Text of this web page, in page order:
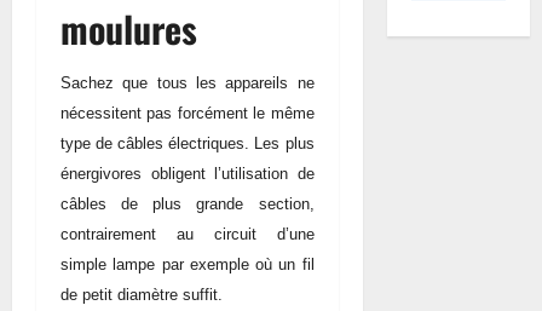
moulures
Sachez que tous les appareils ne
nécessitent pas forcément le même
type de câbles électriques. Les plus
énergivores obligent l’utilisation de
câbles de plus grande section,
contrairement au circuit d’une
simple lampe par exemple où un fil
de petit diamètre suffit.